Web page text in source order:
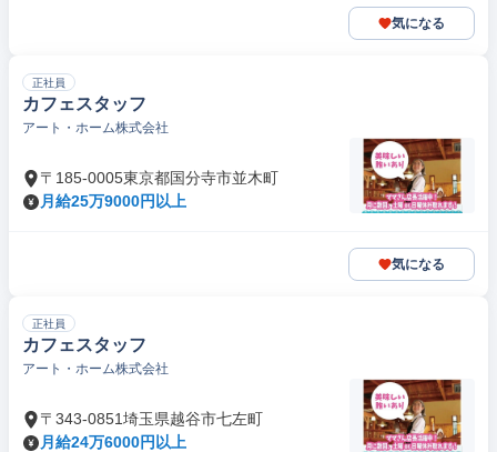
気になる
正社員
カフェスタッフ
アート・ホーム株式会社
〒185-0005東京都国分寺市並木町
月給25万9000円以上
気になる
正社員
カフェスタッフ
アート・ホーム株式会社
〒343-0851埼玉県越谷市七左町
月給24万6000円以上